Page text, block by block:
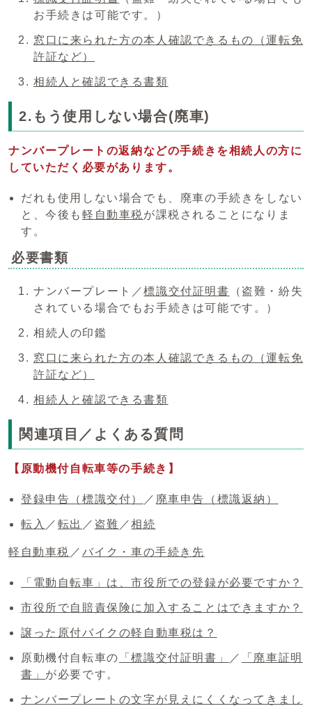
お手続きは可能です。）
窓口に来られた方の本人確認できるもの（運転免
許証など）
相続人と確認できる書類
2.もう使用しない場合(廃車)
ナンバープレートの返納などの手続きを相続人の方に
していただく必要があります。
だれも使用しない場合でも、廃車の手続きをしない
と、今後も 軽自動車税が課税されることになりま
す。
必要書類
ナンバープレート／標識交付証明書 （盗難・紛失
されている場合でもお手続きは可能です。）
相続人の印鑑
窓口に来られた方の本人確認できるもの（運転免
許証など）
相続人と確認できる書類
関連項目／よくある質問
【原動機付自転車等の手続き】
登録申告（標識交付） ／ 廃車申告（標識返納）
転入 ／ 転出 ／ 盗難 ／相続
軽自動車税 ／ バイク・車の手続き先
「電動自転車」は、市役所での登録が必要ですか？
市役所で自賠責保険に加入することはできますか？
譲った原付バイクの軽自動車税は？
原動機付自転車の 「標識交付証明書」 ／
「廃車証明
書」 が必要です。
ナンバープレートの文字が見えにくくなってきまし